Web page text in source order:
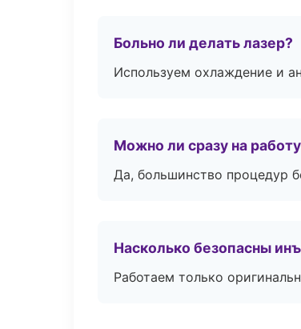
Больно ли делать лазер?
Используем охлаждение и
Можно ли сразу на
Да, большинство процедур
Насколько безопасны
Работаем только